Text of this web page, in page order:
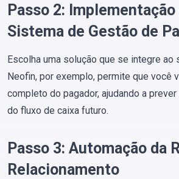
Passo 2: Implementação
Sistema de Gestão de
Escolha uma solução que se integre ao
Neofin, por exemplo, permite que você
completo do pagador, ajudando a
do fluxo de caixa futuro.
Passo 3: Automação da
Relacionamento